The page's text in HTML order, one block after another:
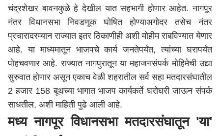
चंद्रशेखर बावनकुळे हे देखील यात सहभागी होणार आहेत. नागपूर
नंतर विधानसभा निवडणूक घोषित होण्याअगोदर तसेच नंतर
प्रचारादरम्यान राज्यात इतर ठिकाणीही अशी मोहीम राबविण्यात येणार
आहे. या माध्यमातून भाजपचे कार्य जनतेपर्यंत, त्यांच्या घरापर्यंत
पोहचवणार आहे. राज्यात नागपुरातून या महाजनसंपर्क मोहिमेची उद्या
सुरुवात होणार असून एकाच वेळी शहरातील सर्व सहा मतदारसंघातील
2 हजार 158 बूथच्या भागात भाजप कार्यकर्ते घरोघरी जाऊन संपर्क
साधतील, अशी माहिती पुढे आली आहे.
मध्य नागपूर विधानसभा मतदारसंघातून 'या'